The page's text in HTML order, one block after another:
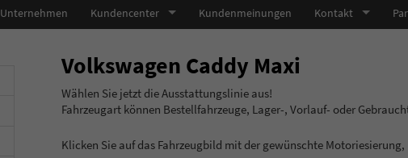
Unternehmen Kundencenter Kundenmeinungen Kontakt
Volkswagen Caddy Maxi
Wählen Sie jetzt die
Fahrzeugart können Bestellfahrzeuge, Lager-, Vorlauf- oder
Klicken Sie auf das Fahrzeugbild mit der gewünschte